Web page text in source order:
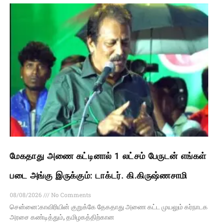
மேகதாது அணை கட்டினால் 1 லட்சம் பேருடன் எங்கள்
படை அங்கு இருக்கும்: டாக்டர். கி.கிருஷ்ணசாமி
08/08/2026
No Comments
சென்னை:காவிரியின் குறுக்கே தேகதாது அணை கட்ட முயலும் கர்நாடக
அரசை கண்டித்தும், தமிழகத்திற்கான